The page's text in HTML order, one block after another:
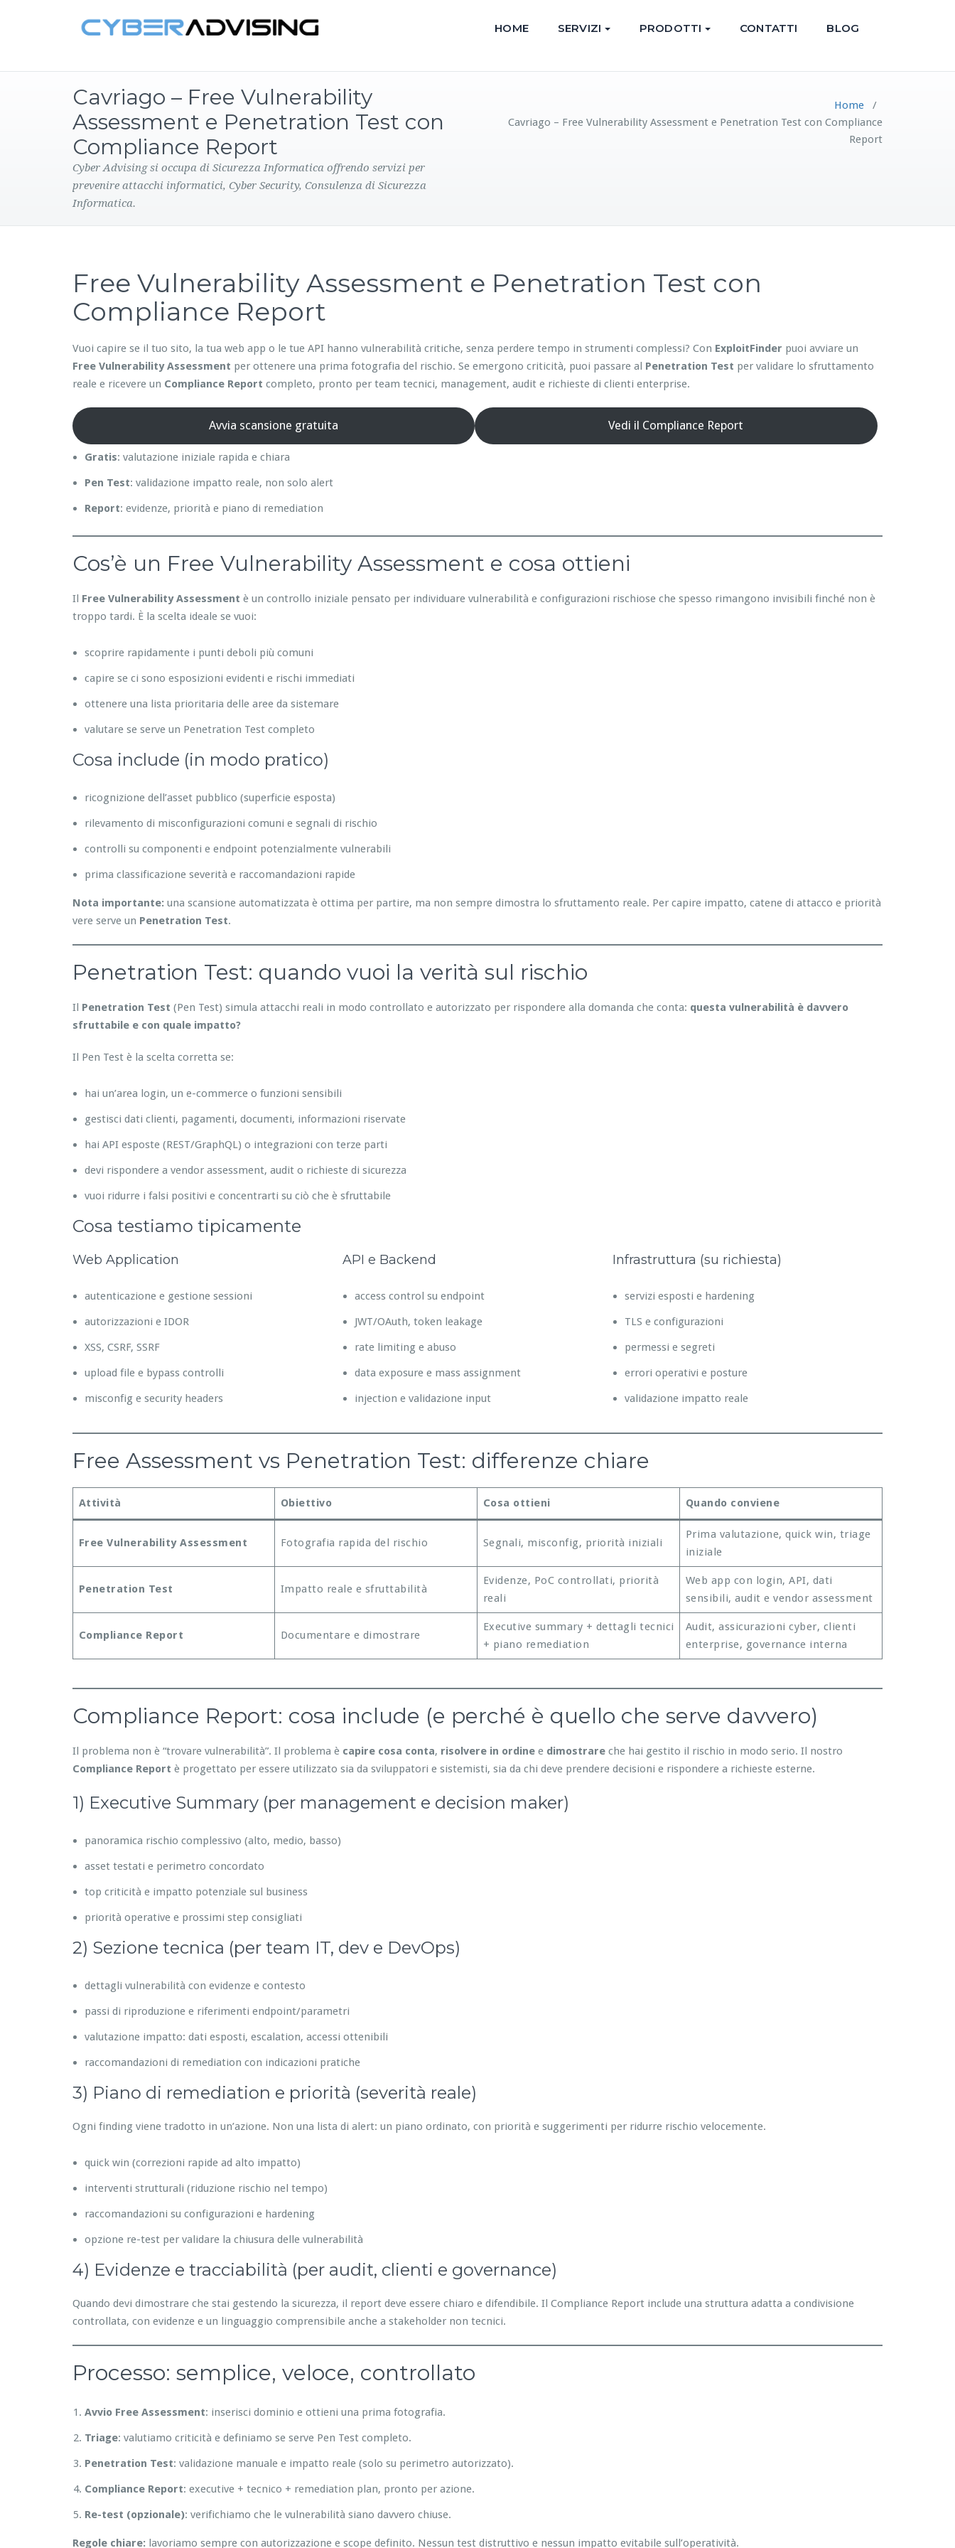
HOME SERVIZI PRODOTTI CONTATTI BLOG
Cavriago – Free Vulnerability
Assessment e Penetration Test con
Compliance Report
Cyber Advising si occupa di Sicurezza Informatica offrendo servizi per
prevenire attacchi informatici, Cyber Security, Consulenza di Sicurezza
Informatica.
Home /
Cavriago – Free Vulnerability Assessment e Penetration Test con Compliance
Report
Free Vulnerability Assessment e Penetration Test con
Compliance Report
Vuoi capire se il tuo sito, la tua web app o le tue API hanno vulnerabilità critiche, senza perdere tempo in strumenti complessi? Con ExploitFinder puoi avviare un
Free Vulnerability Assessment per ottenere una prima fotografia del rischio. Se emergono criticità, puoi passare al Penetration Test per validare lo sfruttamento
reale e ricevere un Compliance Report completo, pronto per team tecnici, management, audit e richieste di clienti enterprise.
Avvia scansione gratuita Vedi il Compliance Report
Gratis: valutazione iniziale rapida e chiara
Pen Test: validazione impatto reale, non solo alert
Report: evidenze, priorità e piano di remediation
Cos’è un Free Vulnerability Assessment e cosa ottieni
Il Free Vulnerability Assessment è un controllo iniziale pensato per individuare vulnerabilità e configurazioni rischiose che spesso rimangono invisibili finché non è
troppo tardi. È la scelta ideale se vuoi:
scoprire rapidamente i punti deboli più comuni
capire se ci sono esposizioni evidenti e rischi immediati
ottenere una lista prioritaria delle aree da sistemare
valutare se serve un Penetration Test completo
Cosa include (in modo pratico)
ricognizione dell’asset pubblico (superficie esposta)
rilevamento di misconfigurazioni comuni e segnali di rischio
controlli su componenti e endpoint potenzialmente vulnerabili
prima classificazione severità e raccomandazioni rapide
Nota importante: una scansione automatizzata è ottima per partire, ma non sempre dimostra lo sfruttamento reale. Per capire impatto, catene di attacco e priorità
vere serve un Penetration Test.
Penetration Test: quando vuoi la verità sul rischio
Il Penetration Test (Pen Test) simula attacchi reali in modo controllato e autorizzato per rispondere alla domanda che conta: questa vulnerabilità è davvero
sfruttabile e con quale impatto?
Il Pen Test è la scelta corretta se:
hai un’area login, un e-commerce o funzioni sensibili
gestisci dati clienti, pagamenti, documenti, informazioni riservate
hai API esposte (REST/GraphQL) o integrazioni con terze parti
devi rispondere a vendor assessment, audit o richieste di sicurezza
vuoi ridurre i falsi positivi e concentrarti su ciò che è sfruttabile
Cosa testiamo tipicamente
Web Application
autenticazione e gestione sessioni
autorizzazioni e IDOR
XSS, CSRF, SSRF
upload file e bypass controlli
misconfig e security headers
API e Backend
access control su endpoint
JWT/OAuth, token leakage
rate limiting e abuso
data exposure e mass assignment
injection e validazione input
Infrastruttura (su richiesta)
servizi esposti e hardening
TLS e configurazioni
permessi e segreti
errori operativi e posture
validazione impatto reale
Free Assessment vs Penetration Test: differenze chiare
Attività Obiettivo Cosa ottieni Quando conviene
Free Vulnerability Assessment Fotografia rapida del rischio Segnali, misconfig, priorità iniziali
Prima valutazione, quick win, triage
iniziale
Penetration Test Impatto reale e sfruttabilità
Evidenze, PoC controllati, priorità
reali
Web app con login, API, dati
sensibili, audit e vendor assessment
Compliance Report Documentare e dimostrare
Executive summary + dettagli tecnici
+ piano remediation
Audit, assicurazioni cyber, clienti
enterprise, governance interna
Compliance Report: cosa include (e perché è quello che serve davvero)
Il problema non è “trovare vulnerabilità”. Il problema è capire cosa conta, risolvere in ordine e dimostrare che hai gestito il rischio in modo serio. Il nostro
Compliance Report è progettato per essere utilizzato sia da sviluppatori e sistemisti, sia da chi deve prendere decisioni e rispondere a richieste esterne.
1) Executive Summary (per management e decision maker)
panoramica rischio complessivo (alto, medio, basso)
asset testati e perimetro concordato
top criticità e impatto potenziale sul business
priorità operative e prossimi step consigliati
2) Sezione tecnica (per team IT, dev e DevOps)
dettagli vulnerabilità con evidenze e contesto
passi di riproduzione e riferimenti endpoint/parametri
valutazione impatto: dati esposti, escalation, accessi ottenibili
raccomandazioni di remediation con indicazioni pratiche
3) Piano di remediation e priorità (severità reale)
Ogni finding viene tradotto in un’azione. Non una lista di alert: un piano ordinato, con priorità e suggerimenti per ridurre rischio velocemente.
quick win (correzioni rapide ad alto impatto)
interventi strutturali (riduzione rischio nel tempo)
raccomandazioni su configurazioni e hardening
opzione re-test per validare la chiusura delle vulnerabilità
4) Evidenze e tracciabilità (per audit, clienti e governance)
Quando devi dimostrare che stai gestendo la sicurezza, il report deve essere chiaro e difendibile. Il Compliance Report include una struttura adatta a condivisione
controllata, con evidenze e un linguaggio comprensibile anche a stakeholder non tecnici.
Processo: semplice, veloce, controllato
Avvio Free Assessment: inserisci dominio e ottieni una prima fotografia.
Triage: valutiamo criticità e definiamo se serve Pen Test completo.
Penetration Test: validazione manuale e impatto reale (solo su perimetro autorizzato).
Compliance Report: executive + tecnico + remediation plan, pronto per azione.
Re-test (opzionale): verifichiamo che le vulnerabilità siano davvero chiuse.
Regole chiare: lavoriamo sempre con autorizzazione e scope definito. Nessun test distruttivo e nessun impatto evitabile sull’operatività.